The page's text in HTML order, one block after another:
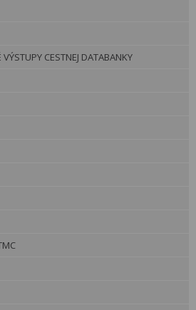
CESTNEJ DATABANKY